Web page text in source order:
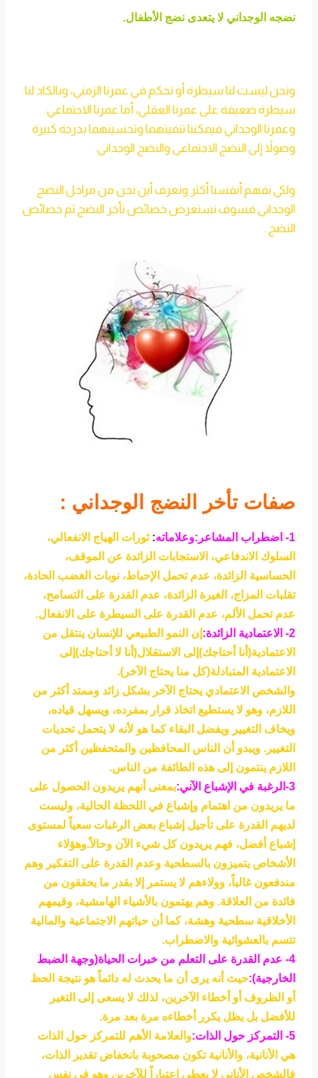
نضجه الوجداني لا يتعدى نضج الأطفال.
ونحن ليست لنا سيطرة أو تحكم في عمرنا الزمني، وبالكاد لنا
سيطرة ضعيفة على عمرنا العقلي، أما عمرنا الاجتماعي
وعمرنا الوجداني فيمكننا تنميتهما وتحسينهما بدرجة كبيرة
وصولاً إلى النضج الاجتماعي والنضج الوجداني.
ولكي نفهم أنفسنا أكثر ونعرف أين نحن من مراحل النضج
الوجداني فسوف نستعرض خصائص تأخر النضج ثم خصائص
النضج .
صفات تأخر النضج الوجداني :
1- اضطراب المشاعر:وعلاماته :ثورات الهياج الانفعالي،
السلوك الاندفاعي، الاستجابات الزائدة عن الموقف،
الحساسية الزائدة، عدم تحمل الإحباط، نوبات الغضب الحادة،
تقلبات المزاج، الغيرة الزائدة، عدم القدرة على التسامح،
عدم تحمل الألم، عدم القدرة على السيطرة على الانفعال.
2- الاعتمادية الزائدة:
إن النمو الطبيعي للإنسان ينتقل من
الاعتمادية(أنا أحتاجك)إلى الاستقلال(أنا لا أحتاجك)إلى
الاعتمادية المتبادلة(كل منا يحتاج الآخر).
والشخص الاعتمادي يحتاج الآخر بشكل زائد وممتد أكثر من
اللازم، وهو لا يستطيع اتخاذ قرار بمفرده، ويسهل قياده،
ويخاف التغيير ويفضل البقاء كما هو لأنه لا يتحمل تحديات
التغيير. ويبدو أن الناس المحافظين والمتحفظين أكثر من
اللازم ينتمون إلى هذه الطائفة من الناس.
3-الرغبة في الإشباع الآني:
بمعنى أنهم يريدون الحصول على
ما يريدون من اهتمام وإشباع في اللحظة الحالية، وليست
لديهم القدرة على تأجيل إشباع بعض الرغبات سعياً لمستوى
إشباع أفضل، فهم يريدون كل شيء الآن وحالاً.وهؤلاء
الأشخاص يتميزون بالسطحية وعدم القدرة على التفكير وهم
مندفعون غالباً، وولاءهم لا يستمر إلا بقدر ما يحققون من
فائدة من العلاقة. وهم يهتمون بالأشياء الهامشية، وقيمهم
الأخلاقية سطحية وهشة، كما أن حياتهم الاجتماعية والمالية
تتسم بالعشوائية والاضطراب.
4- عدم القدرة على التعلم من خبرات الحياة(وجهة الضبط
الخارجية):حيث أنه يرى أن ما يحدث له دائماً هو نتيجة الحظ
أو الظروف أو أخطاء الآخرين، لذلك لا يسعى إلى التغير
للأفضل بل يظل يكرر أخطاءه مرة بعد مرة.
5- التمركز حول الذات:
والعلامة الأهم للتمركز حول الذات
هي الأنانية، والأنانية تكون مصحوبة بانخفاض تقدير الذات،
فالشخص الأناني لا يعطي اعتباراً للآخرين وهو في نفس